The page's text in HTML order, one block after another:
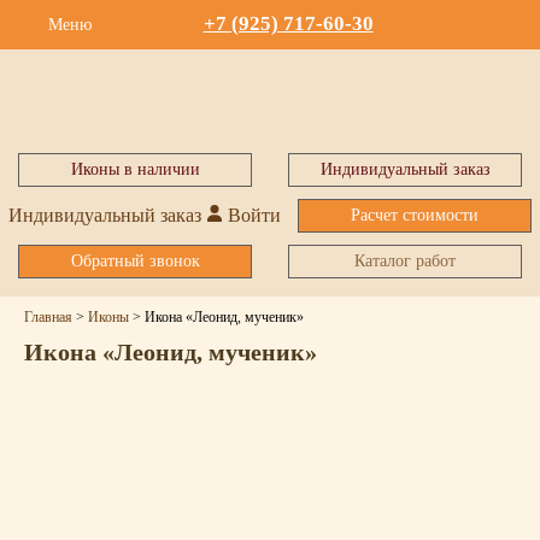
Меню +7 (925) 717-60-30
Иконы в наличии Индивидуальный заказ
Индивидуальный заказ Войти Расчет стоимости
Обратный звонок Каталог работ
Главная > Иконы > Икона «Леонид, мученик»
Икона «Леонид, мученик»